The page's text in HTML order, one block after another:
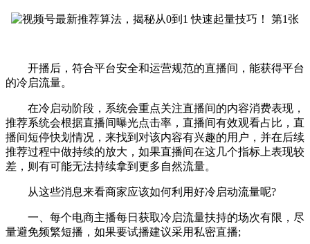
开播后，符合平台安全和运营规范的直播间，能获得平台
的冷启流量。
在冷启动阶段，系统会重点关注直播间的内容消费表现，
推荐系统会根据直播间曝光点击率，直播间有效观看占比，直
播间短停快划情况，来找到对该内容有兴趣的用户，并在后续
推荐过程中做持续的放大，如果直播间在这几个指标上表现较
差，则有可能无法持续拿到更多自然流量。
从这些消息来看商家应该如何利用好冷启动流量呢?
一、每个电商主播每日获取冷启流量扶持的场次有限，尽
量避免频繁短播，如果要试播建议采用私密直播;